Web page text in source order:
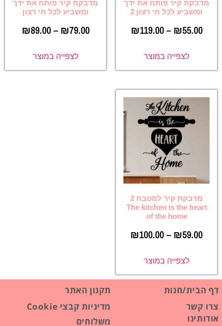
מדבקת קיר פותח את ידך
ומשביע לכל חי רצון 2
₪55.00
–
₪119.00
לצפייה במוצר
מדבקת קיר פותח את ידך
ומשביע לכל חי רצון
₪79.00
–
₪89.00
לצפייה במוצר
מדבקת קיר למטבח 2
The kitchen is the heart
of the home
₪59.00
–
₪100.00
לצפייה במוצר
דף הבית/חנות
צרו קשר
תקנון האתר
מדיניות קבצי Cookie
אודותינו
משלוחים